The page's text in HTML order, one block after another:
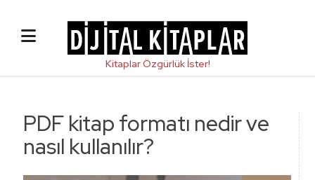
PDF kitap formatı nedir ve
nasıl kullanılır?